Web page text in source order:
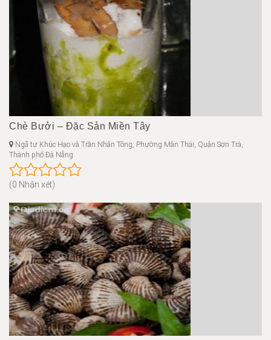
Chè Bưởi – Đặc Sản Miền Tây
Ngã tư Khúc Hạo và Trần Nhân Tông, Phường Mân Thái, Quận Sơn Trà,
Thành phố Đà Nẵng
(0 Nhận xét)